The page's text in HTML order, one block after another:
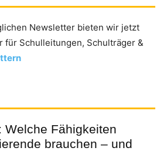
Newsletter bieten wir jetzt
für Schulleitungen, Schulträger &
Welche Fähigkeiten
brauchen – und